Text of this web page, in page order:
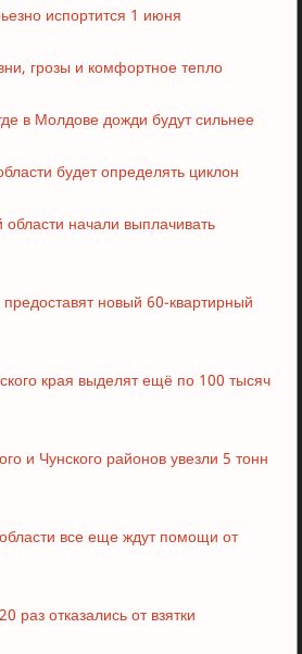
испортится 1 июня
грозы и комфортное тепло
в Молдове дожди будут сильнее
будет определять циклон
начали выплачивать
новый 60-квартирный
края выделят ещё по 100 тысяч
и Чунского районов увезли 5 тонн
все еще ждут помощи от
раз отказались от взятки